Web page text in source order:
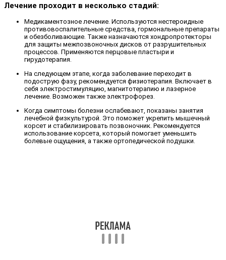
Лечение проходит в несколько стадий:
Медикаментозное лечение. Используются нестероидные
противовоспалительные средства, гормональные препараты
и обезболивающие. Также назначаются хондропротекторы
для защиты межпозвоночных дисков от разрушительных
процессов. Применяются перцовые пластыри и
гирудотерапия.
На следующем этапе, когда заболевание переходит в
подострую фазу, рекомендуется физиотерапия. Включает в
себя электростимуляцию, магнитотерапию и лазерное
лечение. Возможен также электрофорез.
Когда симптомы болезни ослабевают, показаны занятия
лечебной физкультурой. Это поможет укрепить мышечный
корсет и стабилизировать позвоночник. Рекомендуется
использование корсета, который помогает уменьшить
болевые ощущения, а также ортопедической подушки.